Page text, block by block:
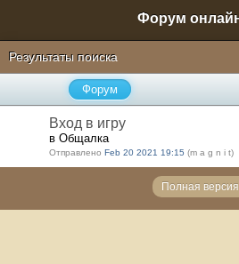
Результаты поиска
Форум
Вход в игру
в Общалка
Отправлено Feb 20 2021 19:15 (m a g n i t)
Полная версия